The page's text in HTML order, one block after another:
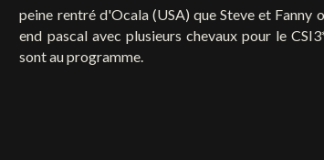
peine rentré d'Ocala (USA) que Steve et
end pascal avec plusieurs chevaux pour le
sont au programme.